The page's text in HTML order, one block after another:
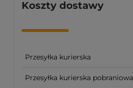
Koszty dostawy
Przesyłka kurierska
Przesyłka kurierska pobraniowa